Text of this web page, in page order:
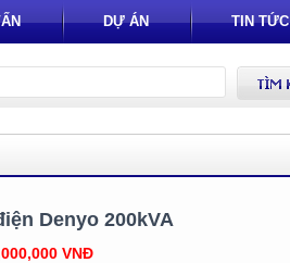
DỰ ÁN TIN TỨC
Denyo 200kVA
VNĐ